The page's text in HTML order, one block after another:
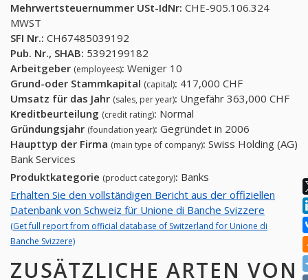
Mehrwertsteuernummer USt-IdNr: CHE-905.106.324
MWST
SFI Nr.: CH67485039192
Pub. Nr., SHAB: 5392199182
Arbeitgeber (employees): Weniger 10
Grund-oder Stammkapital (capital): 417,000 CHF
Umsatz für das Jahr (sales, per year): Ungefähr 363,000 CHF
Kreditbeurteilung (credit rating): Normal
Gründungsjahr (foundation year): Gegründet in 2006
Haupttyp der Firma (main type of company): Swiss Holding (AG)
Bank Services
Produktkategorie (product category): Banks
Erhalten Sie den vollständigen Bericht aus der offiziellen
Datenbank von Schweiz für Unione di Banche Svizzere
(Get full report from official database of Switzerland for Unione di
Banche Svizzere)
ZUSÄTZLICHE ARTEN VON